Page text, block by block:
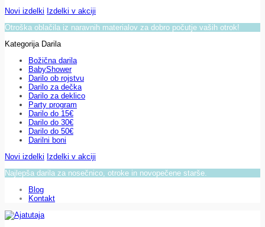
Novi izdelki Izdelki v akciji
Otroška oblačila iz naravnih materialov za dobro počutje vaših otrok!
Kategorija Darila
Božična darila
BabyShower
Darilo ob rojstvu
Darilo za dečka
Darilo za deklico
Party program
Darilo do 15€
Darilo do 30€
Darilo do 50€
Darilni boni
Novi izdelki Izdelki v akciji
Najlepša darila za nosečnico, otroke in novopečene starše.
Blog
Kontakt